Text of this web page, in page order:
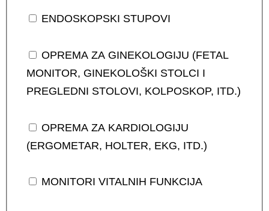
ENDOSKOPSKI STUPOVI
OPREMA ZA GINEKOLOGIJU (FETAL
MONITOR, GINEKOLOŠKI STOLCI I
PREGLEDNI STOLOVI, KOLPOSKOP, ITD.)
OPREMA ZA KARDIOLOGIJU
(ERGOMETAR, HOLTER, EKG, ITD.)
MONITORI VITALNIH FUNKCIJA